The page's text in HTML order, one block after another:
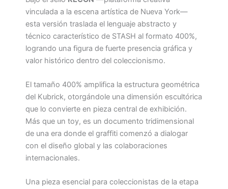
vinculada a la escena artística de Nueva York—
esta versión traslada el lenguaje abstracto y
técnico característico de STASH al formato 400%,
logrando una figura de fuerte presencia gráfica y
valor histórico dentro del coleccionismo.
El tamaño 400% amplifica la estructura geométrica
del Kubrick, otorgándole una dimensión escultórica
que lo convierte en pieza central de exhibición.
Más que un toy, es un documento tridimensional
de una era donde el graffiti comenzó a dialogar
con el diseño global y las colaboraciones
internacionales.
Una pieza esencial para coleccionistas de la etapa